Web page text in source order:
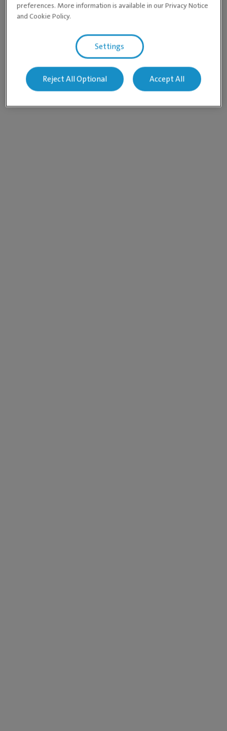
preferences. More information is available in our Privacy Notice
and Cookie Policy.
Settings
Reject All Optional Accept All